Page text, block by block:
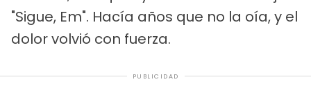
"Sigue, Em". Hacía años que no la oía, y el
dolor volvió con fuerza.
PUBLICIDAD